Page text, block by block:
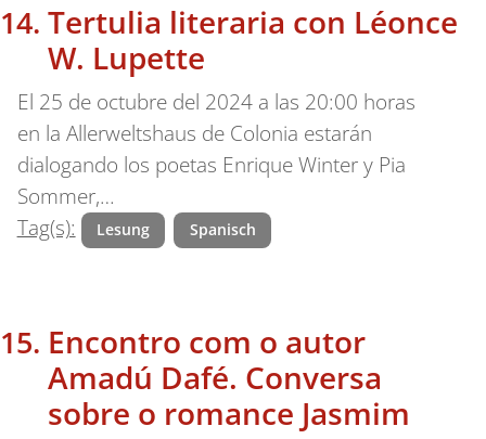
Tertulia literaria con Léonce
W. Lupette
El 25 de octubre del 2024 a las 20:00 horas
en la Allerweltshaus de Colonia estarán
dialogando los poetas Enrique Winter y Pia
Sommer,…
Tag(s):
Lesung Spanisch
Encontro com o autor
Amadú Dafé. Conversa
sobre o romance Jasmim